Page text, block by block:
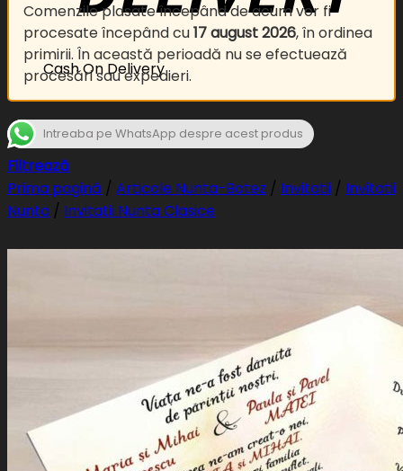
Cash On Delivery
Comenzile plasate începând de acum vor fi
procesate începând cu17 august 2026, în ordinea
primirii. În această perioadă nu se efectuează
procesări sau expedieri.
Intreaba pe WhatsApp despre acest produs
Filtrează
Prima pagină / Articole Nunta-Botez / Invitatii / Invitatii
Nunta / Invitatii Nunta Clasice